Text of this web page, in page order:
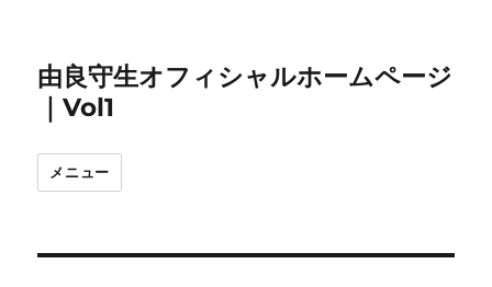
由良守生オフィシャルホームページ
｜Vol1
メニュー